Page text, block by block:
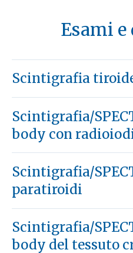
Esami
Scintigrafia
Scintigrafia/
body con
Scintigrafia/
paratiroidi
Scintigrafia/
body del tessuto